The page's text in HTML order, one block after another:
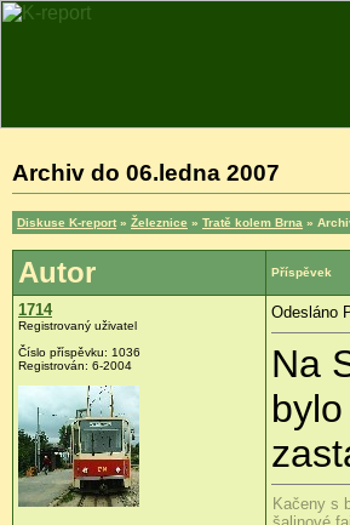
Archiv do 06.ledna 2007
Diskuse K-report » Železnice » Tratě kolem Brna »
Autor Příspěvek
1714
Registrovaný uživatel
Číslo příspěvku: 1036
Registrován: 6-2004
Odesláno
Na
Kačeny s